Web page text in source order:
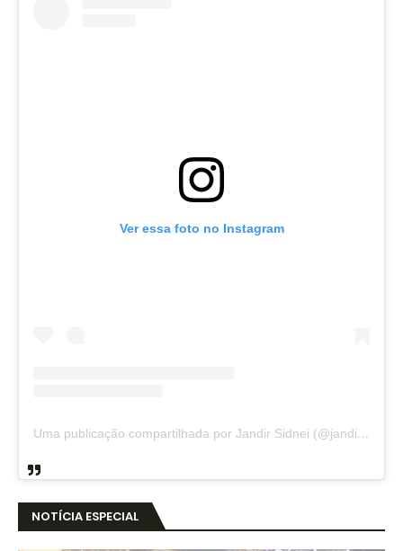
Ver essa foto no Instagram
Uma publicação compartilhada por Jandir Sidnei (@jandirsidnei)
NOTÍCIA ESPECIAL